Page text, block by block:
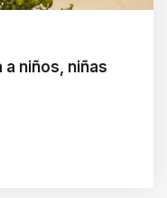
a niños, niñas